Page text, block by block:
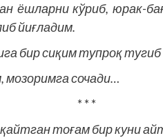
ёшларни кўриб, юрак-
йиғладим.
бир сиқим тупроқ тугиб
мозоримга сочади…
* * *
тоғам бир куни